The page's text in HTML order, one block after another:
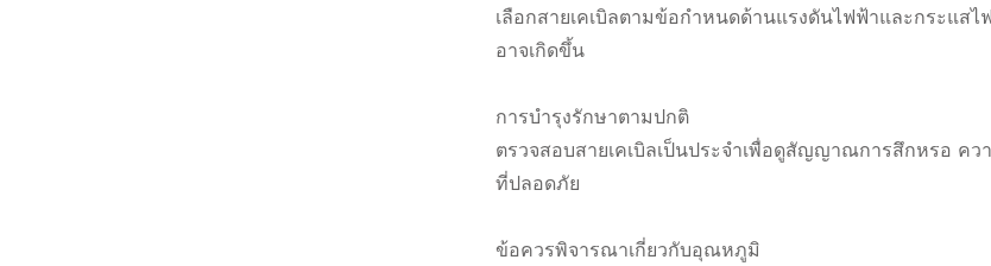
เลือกสายเคเบิลตามข้อกำหนดด้านแรงดันไฟฟ้าและกระแส
อาจเกิดขึ้น
การบำรุงรักษาตามปกติ
ตรวจสอบสายเคเบิลเป็นประจำเพื่อดูสัญญาณการสึกหรอ ค
ที่ปลอดภัย
ข้อควรพิจารณาเกี่ยวกับอุณหภูมิ